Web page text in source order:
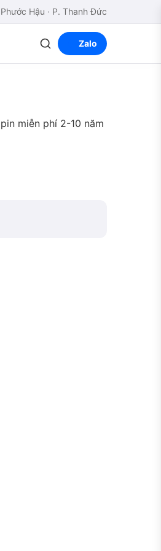
Hậu · P. Thanh Đức
Zalo
miễn phí 2-10 năm